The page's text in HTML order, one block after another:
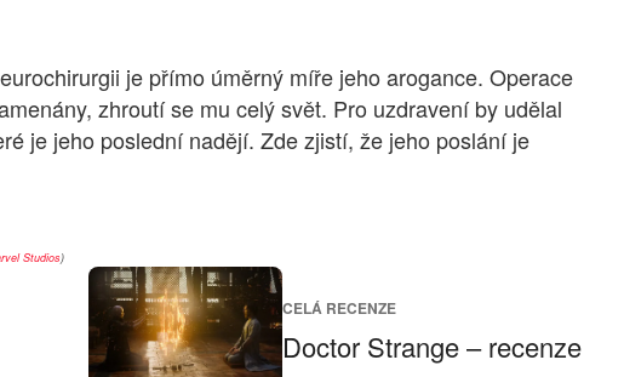
je přímo úměrný míře jeho arogance. Operace
zhroutí se mu celý svět. Pro uzdravení by udělal
je jeho poslední nadějí. Zde zjistí, že jeho poslání je
CELÁ RECENZE
Doctor Strange – recenze
Studios)